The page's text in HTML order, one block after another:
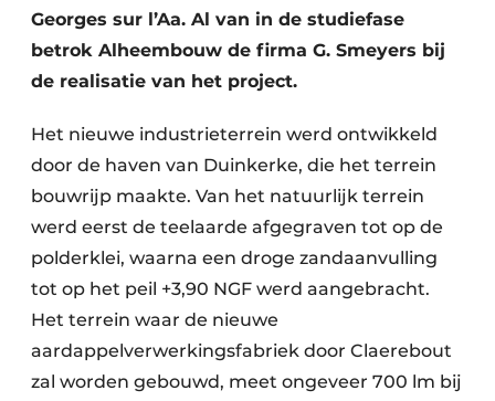
Georges sur l’Aa. Al van in de studiefase
betrok Alheembouw de firma G. Smeyers bij
de realisatie van het project.
Het nieuwe industrieterrein werd ontwikkeld
door de haven van Duinkerke, die het terrein
bouwrijp maakte. Van het natuurlijk terrein
werd eerst de teelaarde afgegraven tot op de
polderklei, waarna een droge zandaanvulling
tot op het peil +3,90 NGF werd aangebracht.
Het terrein waar de nieuwe
aardappelverwerkingsfabriek door Claerebout
zal worden gebouwd, meet ongeveer 700 lm bij